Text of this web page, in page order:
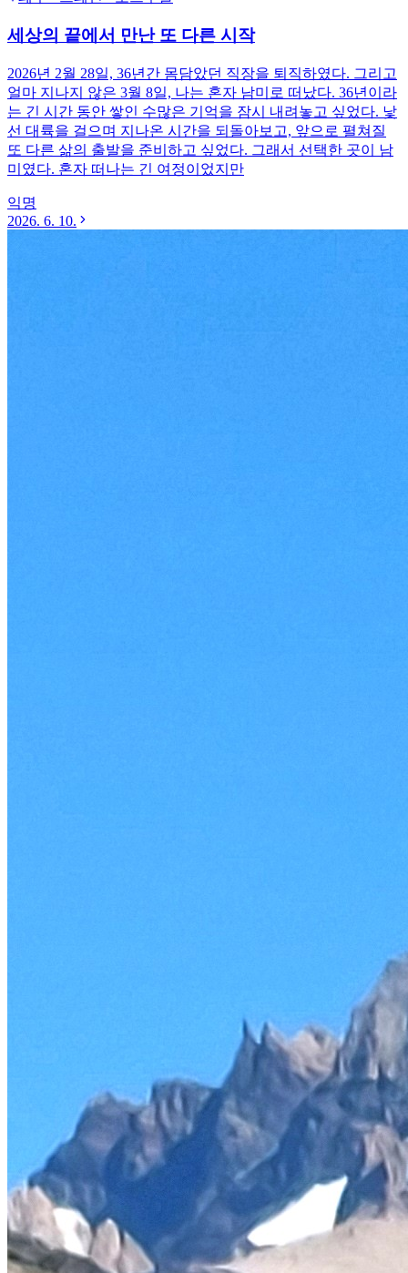
세상의 끝에서 만난 또 다른 시작
2026년 2월 28일, 36년간 몸담았던 직장을 퇴직하였다. 그리고
얼마 지나지 않은 3월 8일, 나는 혼자 남미로 떠났다. 36년이라
는 긴 시간 동안 쌓인 수많은 기억을 잠시 내려놓고 싶었다. 낯
선 대륙을 걸으며 지나온 시간을 되돌아보고, 앞으로 펼쳐질
또 다른 삶의 출발을 준비하고 싶었다. 그래서 선택한 곳이 남
미였다. 혼자 떠나는 긴 여정이었지만
익명
2026. 6. 10.